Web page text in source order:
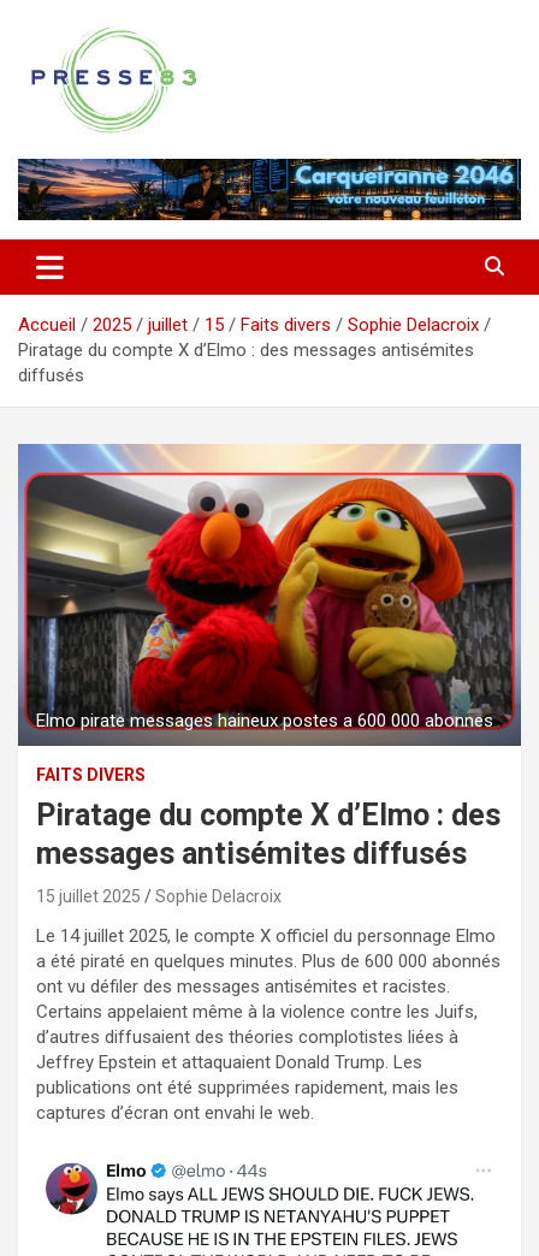
contenu
Presse 83
Accueil 2025 juillet 15 Faits divers
Sophie Delacroix
Piratage du compte X d’Elmo : des messages antisémites
diffusés
Elmo pirate messages haineux postes a 600 000 abonnes
FAITS DIVERS
Piratage du compte X d’Elmo : des
messages antisémites diffusés
15 juillet 2025 Sophie Delacroix
Le 14 juillet 2025, le compte X officiel du personnage Elmo
a été piraté en quelques minutes. Plus de 600 000 abonnés
ont vu défiler des messages antisémites et racistes.
Certains appelaient même à la violence contre les Juifs,
d’autres diffusaient des théories complotistes liées à
Jeffrey Epstein et attaquaient Donald Trump. Les
publications ont été supprimées rapidement, mais les
captures d’écran ont envahi le web.